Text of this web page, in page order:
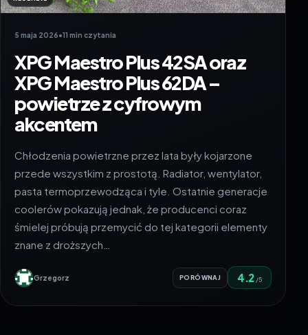
5 maja 2026•11 min czytania
XPG Maestro Plus 42SA oraz
XPG Maestro Plus 62DA –
powietrze z cyfrowym
akcentem
Chłodzenia powietrzne przez lata były kojarzone
przede wszystkim z prostotą. Radiator, wentylator,
pasta termoprzewodząca i tyle. Ostatnie generacje
coolerów pokazują jednak, że producenci coraz
śmielej próbują przemycić do tej kategorii elementy
znane z droższych…
Grzegorz PORÓWNAJ 4.2 /5